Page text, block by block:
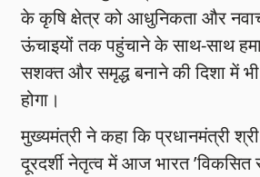
के कृषि क्षेत्र को आधुनिकता और
ऊंचाइयों तक पहुंचाने के साथ-साथ
सशक्त और समृद्ध बनाने की दिशा में
होगा।
मुख्यमंत्री ने कहा कि प्रधानमंत्री
दूरदर्शी नेतृत्व में आज भारत ’विकसित